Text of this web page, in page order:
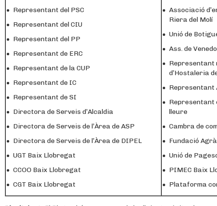
Representant del PSC
Representant del CIU
Representant del PP
Representant de ERC
Representant de la CUP
Representant de IC
Representant de SI
Directora de Serveis d’Alcaldia
Directora de Serveis de l’Àrea de ASP
Directora de Serveis de l’Àrea de DIPEL
UGT Baix Llobregat
CCOO Baix Llobregat
CGT Baix Llobregat
Associació
Riera del Molí
Unió de
Ass. de
Representant
d’Hostaleria
Representant
Representant
lleure
Cambra de
Fundació
Unió de
PIMEC Baix
Plataforma